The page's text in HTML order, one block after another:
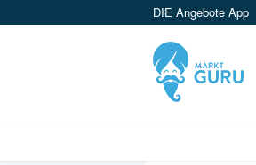
DIE Angebote App